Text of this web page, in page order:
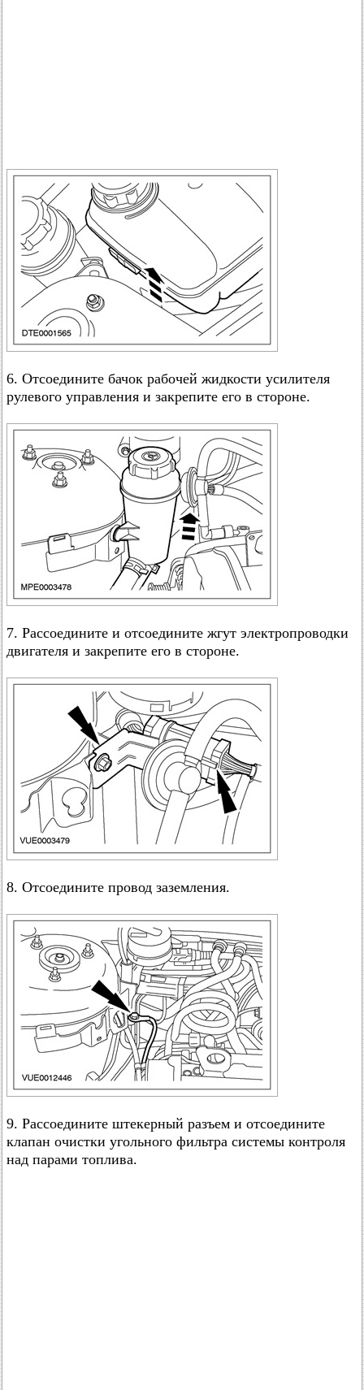
6. Отсоедините бачок рабочей жидкости усилителя
рулевого управления и закрепите его в стороне.
7. Рассоедините и отсоедините жгут электропроводки
двигателя и закрепите его в стороне.
8. Отсоедините провод заземления.
9. Рассоедините штекерный разъем и отсоедините
клапан очистки угольного фильтра системы контроля
над парами топлива.